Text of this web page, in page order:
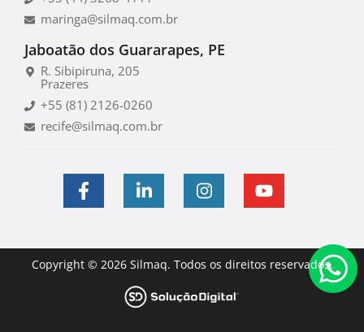
maringa@silmaq.com.br
Jaboatão dos Guararapes, PE
R. Sibipiruna, 205
Prazeres
+55 (81) 2126-0260
recife@silmaq.com.br
Copyright © 2026 Silmaq. Todos os direitos reservados.